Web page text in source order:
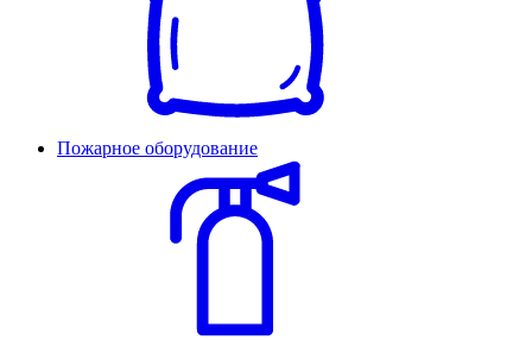
Пожарное оборудование